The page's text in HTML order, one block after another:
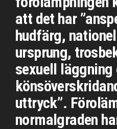
att det har
hudfärg,
ursprung,
sexuell läggning
uttryck”.
normalgraden